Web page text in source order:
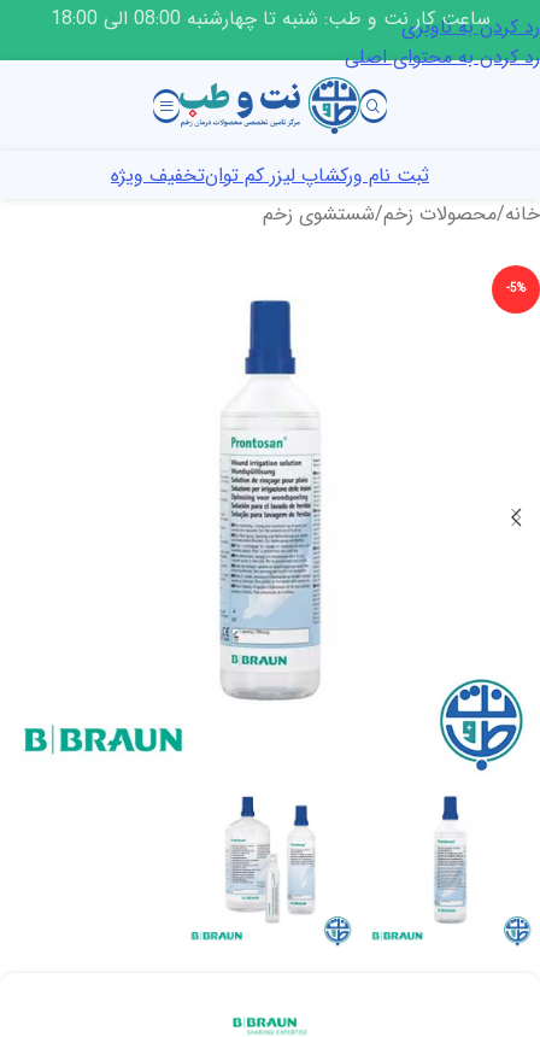
رد کردن به ناوبری
رد کردن به محتوای اصلی
ساعت کار نت و طب: شنبه تا چهارشنبه 08:00 الی 18:00
ثبت نام ورکشاپ لیزر کم توانتخفیف ویژه
خانه/محصولات زخم/شستشوی زخم
-5%